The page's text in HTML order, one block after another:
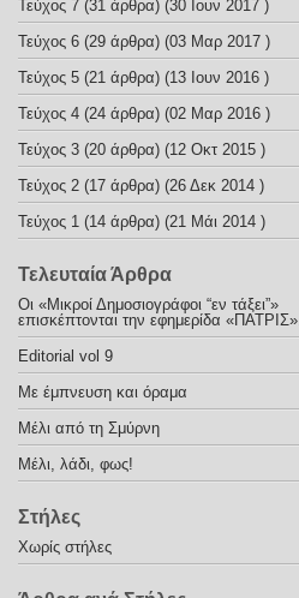
Τεύχος 7 (31 άρθρα) (30 Ιουν 2017 )
Τεύχος 6 (29 άρθρα) (03 Μαρ 2017 )
Τεύχος 5 (21 άρθρα) (13 Ιουν 2016 )
Τεύχος 4 (24 άρθρα) (02 Μαρ 2016 )
Τεύχος 3 (20 άρθρα) (12 Οκτ 2015 )
Τεύχος 2 (17 άρθρα) (26 Δεκ 2014 )
Τεύχος 1 (14 άρθρα) (21 Μάι 2014 )
Τελευταία Άρθρα
Οι «Μικροί Δημοσιογράφοι “εν τάξει”»
επισκέπτονται την εφημερίδα «ΠΑΤΡΙΣ».
Editorial vol 9
Με έμπνευση και όραμα
Μέλι από τη Σμύρνη
Μέλι, λάδι, φως!
Στήλες
Χωρίς στήλες